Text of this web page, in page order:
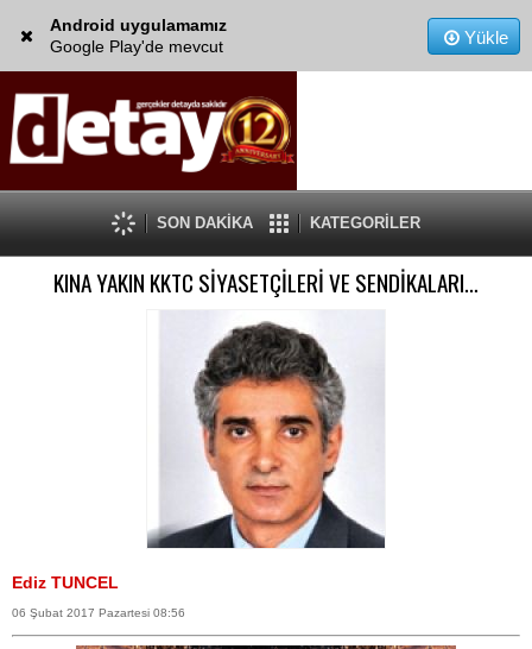
Android uygulamamız
Google Play'de mevcut
Yükle
SON DAKİKA KATEGORİLER
KINA YAKIN KKTC SİYASETÇİLERİ VE SENDİKALARI…
Ediz TUNCEL
06 Şubat 2017 Pazartesi 08:56